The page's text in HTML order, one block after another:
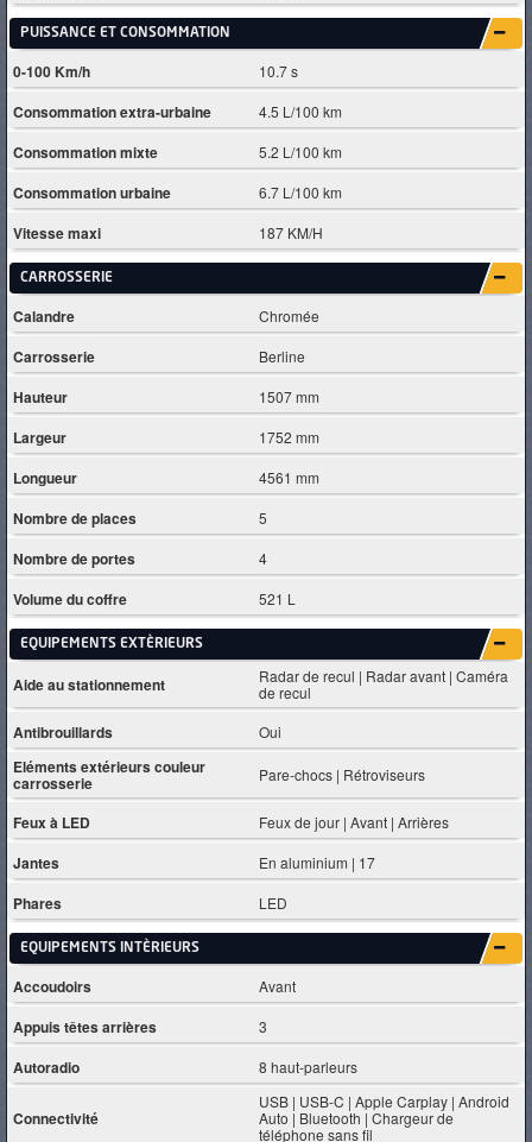
PUISSANCE ET CONSOMMATION
0-100 Km/h 10.7 s
Consommation extra-urbaine 4.5 L/100 km
Consommation mixte 5.2 L/100 km
Consommation urbaine 6.7 L/100 km
Vitesse maxi 187 KM/H
CARROSSERIE
Calandre Chromée
Carrosserie Berline
Hauteur 1507 mm
Largeur 1752 mm
Longueur 4561 mm
Nombre de places 5
Nombre de portes 4
Volume du coffre 521 L
EQUIPEMENTS EXTÈRIEURS
Aide au stationnement
Radar de recul | Radar avant | Caméra
de recul
Antibrouillards Oui
Eléments extérieurs couleur
carrosserie Pare-chocs | Rétroviseurs
Feux à LED Feux de jour | Avant | Arrières
Jantes En aluminium | 17
Phares LED
EQUIPEMENTS INTÈRIEURS
Accoudoirs Avant
Appuis têtes arrières 3
Autoradio 8 haut-parleurs
Connectivité
USB | USB-C | Apple Carplay | Android
Auto | Bluetooth | Chargeur de
téléphone sans fil